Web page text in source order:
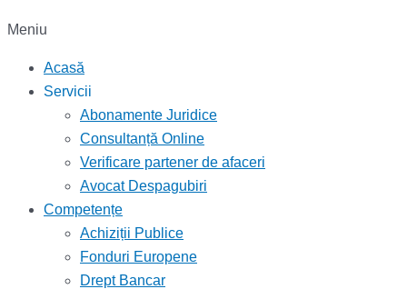
Meniu
Acasă
Servicii
Abonamente Juridice
Consultanță Online
Verificare partener de afaceri
Avocat Despagubiri
Competențe
Achiziții Publice
Fonduri Europene
Drept Bancar